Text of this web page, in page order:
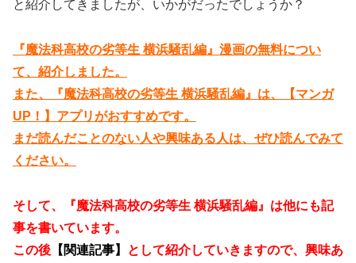
と紹介してきましたが、いかがだったでしょうか？
『魔法科高校の劣等生 横浜騒乱編』漫画の無料につい
て、紹介しました。
また、『魔法科高校の劣等生 横浜騒乱編』は、【マンガ
UP！】アプリがおすすめです。
まだ読んだことのない人や興味ある人は、ぜひ読んでみて
ください。
そして、『魔法科高校の劣等生 横浜騒乱編』は他にも記
事を書いています。
この後 【関連記事】
として紹介していきますので、興味あ